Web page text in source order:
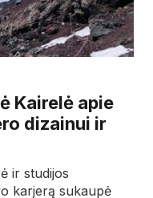
Kairelė apie
dizainui ir
ir studijos
karjerą sukaupė